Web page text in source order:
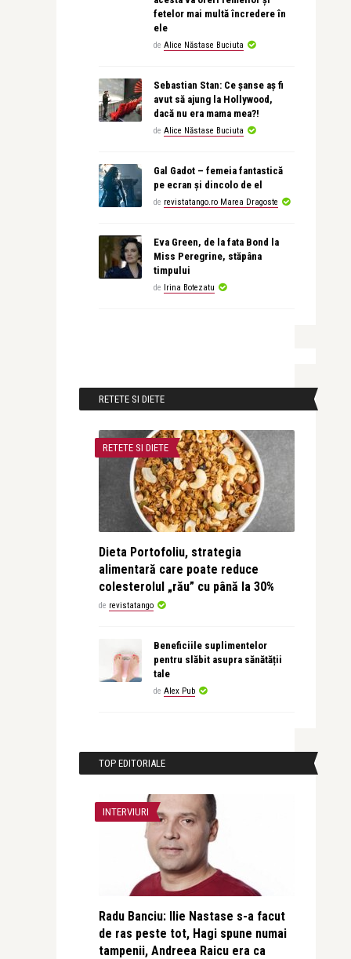
fetelor mai multă încredere în
ele
de Alice Năstase Buciuta
Sebastian Stan: Ce șanse aș fi
avut să ajung la Hollywood,
dacă nu era mama mea?!
de Alice Năstase Buciuta
Gal Gadot – femeia fantastică
pe ecran și dincolo de el
de revistatango.ro Marea Dragoste
Eva Green, de la fata Bond la
Miss Peregrine, stăpâna
timpului
de Irina Botezatu
RETETE SI DIETE
RETETE SI DIETE
Dieta Portofoliu, strategia
alimentară care poate reduce
colesterolul „rău” cu până la 30%
de revistatango
Beneficiile suplimentelor
pentru slăbit asupra sănătății
tale
de Alex Pub
TOP EDITORIALE
INTERVIURI
Radu Banciu: Ilie Nastase s-a facut
de ras peste tot, Hagi spune numai
tampenii, Andreea Raicu era ca